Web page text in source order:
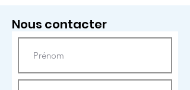
Nous contacter